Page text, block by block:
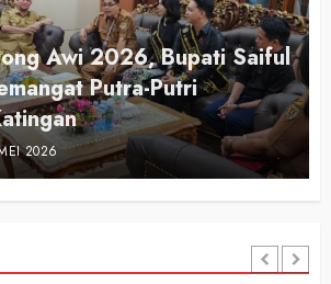
Awi 2026, Bupati Saiful
Putra-Putri
2026